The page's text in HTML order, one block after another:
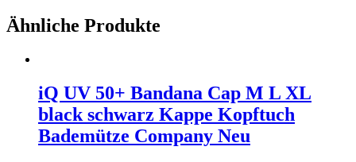
Ähnliche Produkte
iQ UV 50+ Bandana Cap M L XL
black schwarz Kappe Kopftuch
Bademütze Company Neu